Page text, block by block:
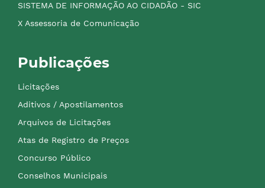
SISTEMA DE INFORMAÇÃO AO CIDADÃO - SIC
X Assessoria de Comunicação
Publicações
Licitações
Aditivos / Apostilamentos
Arquivos de Licitações
Atas de Registro de Preços
Concurso Público
Conselhos Municipais